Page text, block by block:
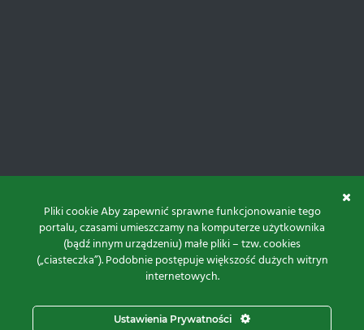
Pliki cookie Aby zapewnić sprawne funkcjonowanie tego
portalu, czasami umieszczamy na komputerze użytkownika
(bądź innym urządzeniu) małe pliki – tzw. cookies
(„ciasteczka”). Podobnie postępuje większość dużych witryn
internetowych.
Ustawienia Prywatności